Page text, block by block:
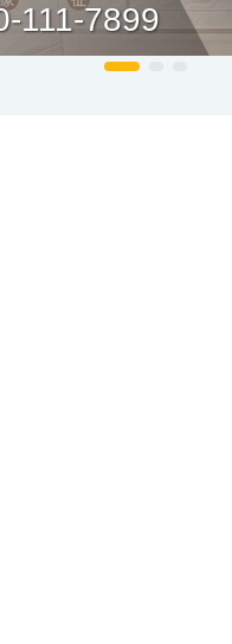
111-7899